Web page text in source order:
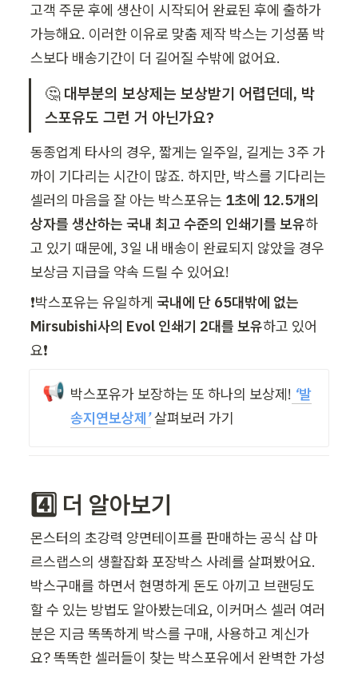
고객 주문 후에 생산이 시작되어 완료된 후에 출하가
가능해요. 이러한 이유로 맞춤 제작 박스는 기성품 박
스보다 배송기간이 더 길어질 수밖에 없어요.
🤔 대부분의 보상제는 보상받기 어렵던데, 박
스포유도 그런 거 아닌가요?
동종업계 타사의 경우, 짧게는 일주일, 길게는 3주 가
까이 기다리는 시간이 많죠. 하지만, 박스를 기다리는
셀러의 마음을 잘 아는 박스포유는 1초에 12.5개의
상자를 생산하는 국내 최고 수준의 인쇄기를 보유하
고 있기 때문에, 3일 내 배송이 완료되지 않았을 경우
보상금 지급을 약속 드릴 수 있어요!
❗박스포유는 유일하게 국내에 단 65대밖에 없는
Mirsubishi사의 Evol 인쇄기 2대를 보유하고 있어
요❗
📢 박스포유가 보장하는 또 하나의 보상제! ‘발
송지연보상제’ 살펴보러 가기
4️⃣ 더 알아보기
몬스터의 초강력 양면테이프를 판매하는 공식 샵 마
르스랩스의 생활잡화 포장박스 사례를 살펴봤어요.
박스구매를 하면서 현명하게 돈도 아끼고 브랜딩도
할 수 있는 방법도 알아봤는데요, 이커머스 셀러 여러
분은 지금 똑똑하게 박스를 구매, 사용하고 계신가
요? 똑똑한 셀러들이 찾는 박스포유에서 완벽한 가성